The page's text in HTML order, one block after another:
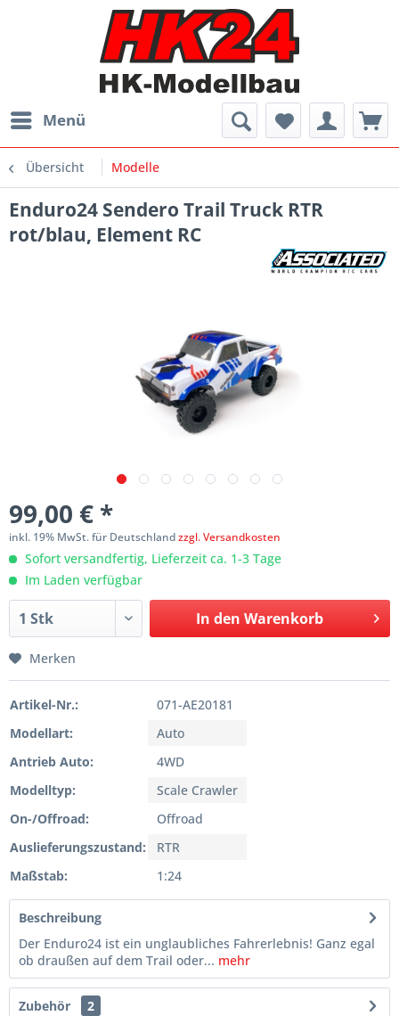
Menü
Übersicht Modelle
Enduro24 Sendero Trail Truck RTR
rot/blau, Element RC
99,00 € *
inkl. 19% MwSt. für Deutschlandzzgl. Versandkosten
Sofort versandfertig, Lieferzeit ca. 1-3 Tage
Im Laden verfügbar
In den Warenkorb
Merken
Artikel-Nr.:
071-AE20181
Modellart:
Auto
Antrieb Auto:
4WD
Modelltyp:
Scale Crawler
On-/Offroad:
Offroad
Auslieferungszustand:
RTR
Maßstab:
1:24
Beschreibung
Der Enduro24 ist ein unglaubliches Fahrerlebnis! Ganz egal
ob draußen auf dem Trail oder... mehr
Zubehör 2